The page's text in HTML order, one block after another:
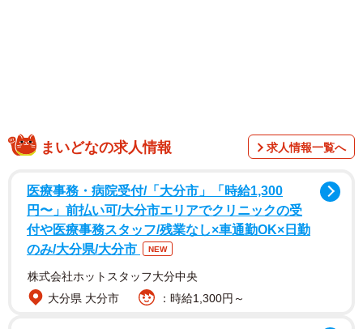
（@tsurutsuru710）のアカウントです。犬さんは現在３歳
になる女の子でお名まえは「つるちゃん」といいます。
舎で飼育されていたお母さん犬からうまれたつるちゃん
が、七さんのお家にお迎えされるまでの経緯については以
前「まいどなニュース」でもご紹介しました。
まいどなの求人情報 求人情報一覧へ
医療事務・病院受付/「大分市」「時給1,300
円〜」前払い可/大分市エリアでクリニックの受
付や医療事務スタッフ/残業なし×車通勤OK×日勤
のみ/大分県/大分市
NEW
株式会社ホットスタッフ大分中央
大分県 大分市
：時給1,300円～